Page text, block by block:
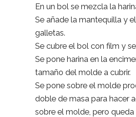
En un bol se mezcla la
Se añade la mantequilla y
galletas.
Se cubre el bol con film y
Se pone harina en la
tamaño del molde a cubrir.
Se pone sobre el molde
doble de masa para hacer
sobre el molde, pero